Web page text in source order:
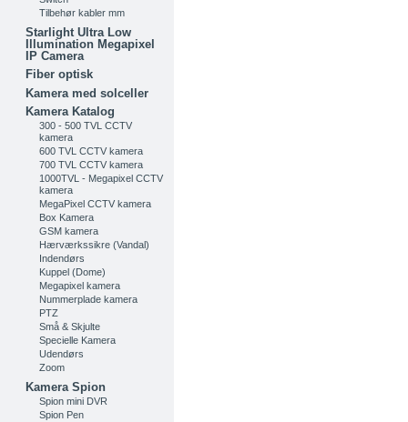
Tilbehør kabler mm
Starlight Ultra Low
Illumination Megapixel
IP Camera
Fiber optisk
Kamera med solceller
Kamera Katalog
300 - 500 TVL CCTV
kamera
600 TVL CCTV kamera
700 TVL CCTV kamera
1000TVL - Megapixel CCTV
kamera
MegaPixel CCTV kamera
Box Kamera
GSM kamera
Hærværkssikre (Vandal)
Indendørs
Kuppel (Dome)
Megapixel kamera
Nummerplade kamera
PTZ
Små & Skjulte
Specielle Kamera
Udendørs
Zoom
Kamera Spion
Spion mini DVR
Spion Pen